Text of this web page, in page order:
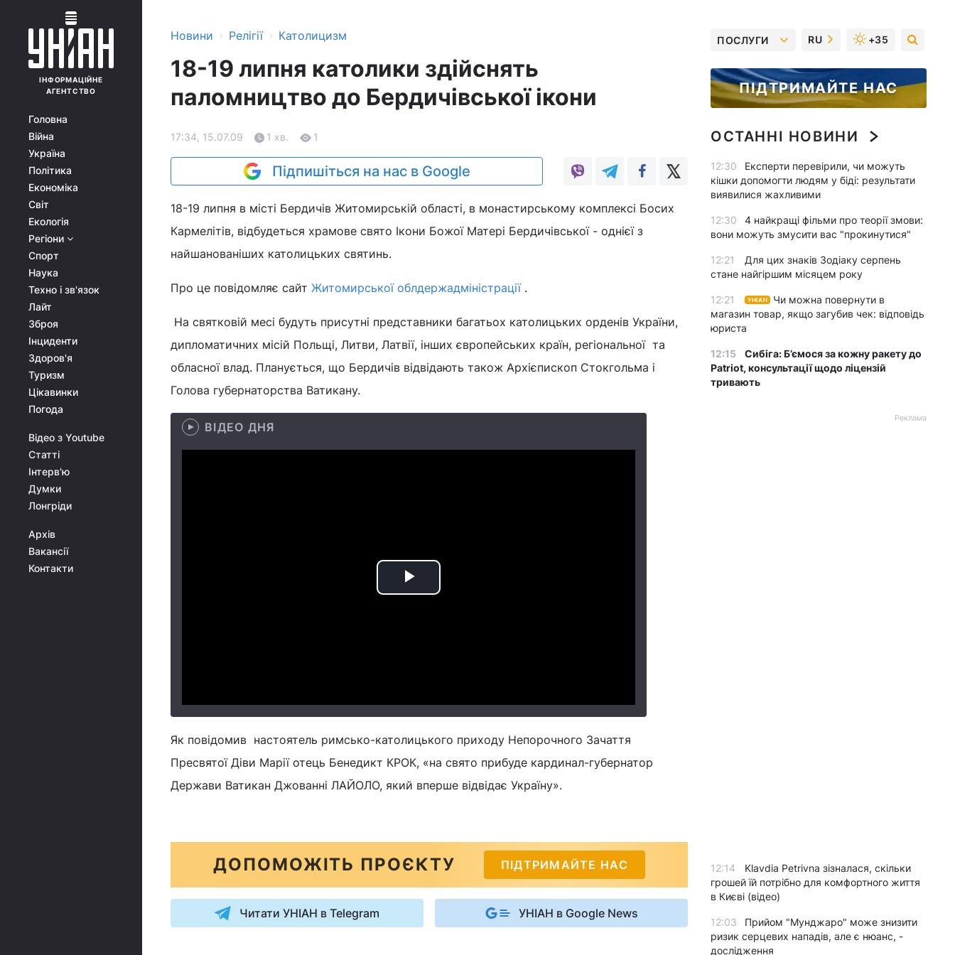
ІНФОРМАЦІЙНЕ
АГЕНТСТВО
Головна
Війна
Україна
Політика
Економіка
Світ
Екологія
Регіони
Спорт
Наука
Техно і зв'язок
Лайт
Зброя
Інциденти
Здоров'я
Туризм
Цікавинки
Погода
Відео з Youtube
Статті
Інтерв'ю
Думки
Лонгріди
Архів
Вакансії
Контакти
Новини › Релігії › Католицизм
18-19 липня католики здійснять
паломництво до Бердичівської ікони
17:34, 15.07.09 1 хв. 1
Підпишіться на нас в Google
18-19 липня в місті Бердичів Житомирській області, в монастирському комплексі Босих
Кармелітів, відбудеться храмове свято Ікони Божої Матері Бердичівської - однієї з
найшанованіших католицьких святинь.
Про це повідомляє сайт Житомирської облдержадміністрації.
На святковій месі будуть присутні представники багатьох католицьких орденів України,
дипломатичних місій Польщі, Литви, Латвії, інших європейських країн, регіональної та
обласної влад. Планується, що Бердичів відвідають також Архієпископ Стокгольма і
Голова губернаторства Ватикану.
ВІДЕО ДНЯ
Play
Як повідомив настоятель римсько-католицького приходу Непорочного Зачаття
Пресвятої Діви Марії отець Бенедикт КРОК, «на свято прибуде кардинал-губернатор
Держави Ватикан Джованні ЛАЙОЛО, який вперше відвідає Україну».
ДОПОМОЖІТЬ ПРОЄКТУ ПІДТРИМАЙТЕ НАС
Читати УНІАН в Telegram УНІАН в Google News
ПОСЛУГИ RU +35
ПІДТРИМАЙТЕ НАС
ОСТАННІ НОВИНИ
12:30
Експерти перевірили, чи можуть
кішки допомогти людям у біді: результати
виявилися жахливими
12:30
4 найкращі фільми про теорії змови:
вони можуть змусити вас "прокинутися"
12:21
Для цих знаків Зодіаку серпень
стане найгіршим місяцем року
12:21 УНІАН
Чи можна повернути в
магазин товар, якщо загубив чек: відповідь
юриста
12:15
Сибіга: Б’ємося за кожну ракету до
Patriot, консультації щодо ліцензій
тривають
Реклама
12:14
Klavdia Petrivna зізналася, скільки
грошей їй потрібно для комфортного життя
в Києві (відео)
12:03
Прийом "Мунджаро" може знизити
ризик серцевих нападів, але є нюанс, -
дослідження